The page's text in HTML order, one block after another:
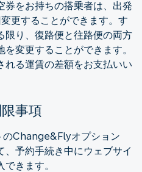
券をお持ちの搭乗者は、出発
更することができます。す
限り、復路便と往路便の両方
変更することができます。
れる運賃の差額をお支払いい
事項
のChange&Flyオプション
、予約手続き中にウェブサイ
きます。